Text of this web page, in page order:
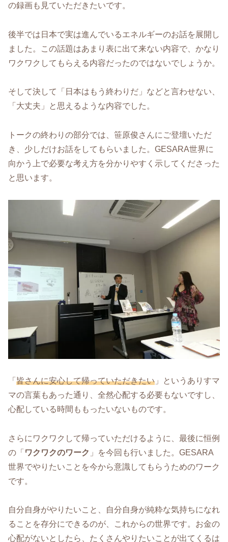
の録画も見ていただきたいです。
後半では日本で実は進んでいるエネルギーのお話を展開し
ました。この話題はあまり表に出て来ない内容で、かなり
ワクワクしてもらえる内容だったのではないでしょうか。
そして決して「日本はもう終わりだ」などと言わせない、
「大丈夫」と思えるような内容でした。
トークの終わりの部分では、笹原俊さんにご登壇いただ
き、少しだけお話をしてもらいました。GESARA世界に
向かう上で必要な考え方を分かりやすく示してくださった
と思います。
「 皆さんに安心して帰っていただきたい 」というありすマ
マの言葉もあった通り、全然心配する必要もないですし、
心配している時間ももったいないものです。
さらにワクワクして帰っていただけるように、最後に恒例
の「 ワクワクのワーク 」を今回も行いました。GESARA
世界でやりたいことを今から意識してもらうためのワーク
です。
自分自身がやりたいこと、自分自身が純粋な気持ちになれ
ることを存分にできるのが、これからの世界です。お金の
心配がないとしたら、たくさんやりたいことが出てくるは